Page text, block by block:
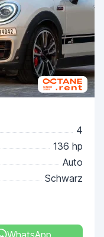
4
136 hp
Auto
Schwarz
WhatsApp